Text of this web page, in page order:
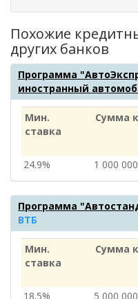
Похожие
других банков
Программа
иностранный
Мин.
ставка
Сумма
24.9%
1 000 000
Программа
ВТБ
Мин.
ставка
Сумма
18.5%
5 000 000